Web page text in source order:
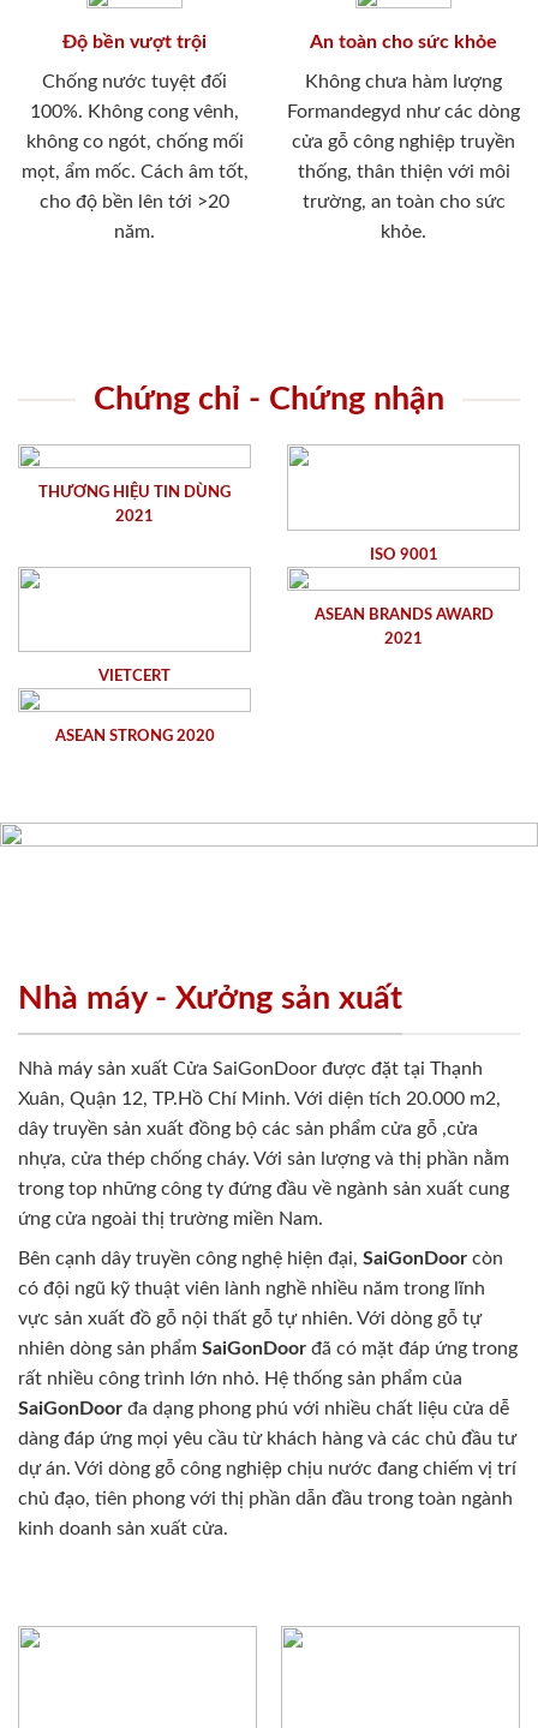
Độ bền vượt trội
Chống nước tuyệt đối
100%. Không cong vênh,
không co ngót, chống mối
mọt, ẩm mốc. Cách âm tốt,
cho độ bền lên tới >20
năm.
An toàn cho sức khỏe
Không chưa hàm lượng
Formandegyd như các dòng
cửa gỗ công nghiệp truyền
thống, thân thiện với môi
trường, an toàn cho sức
khỏe.
Chứng chỉ - Chứng nhận
THƯƠNG HIỆU TIN DÙNG
2021
ISO 9001
VIETCERT
ASEAN BRANDS AWARD
2021
ASEAN STRONG 2020
Nhà máy - Xưởng sản xuất
Nhà máy sản xuất Cửa SaiGonDoor được đặt tại Thạnh
Xuân, Quận 12, TP.Hồ Chí Minh. Với diện tích 20.000 m2,
dây truyền sản xuất đồng bộ các sản phẩm cửa gỗ ,cửa
nhựa, cửa thép chống cháy. Với sản lượng và thị phần nằm
trong top những công ty đứng đầu về ngành sản xuất cung
ứng cửa ngoài thị trường miền Nam.
Bên cạnh dây truyền công nghệ hiện đại, SaiGonDoor còn
có đội ngũ kỹ thuật viên lành nghề nhiều năm trong lĩnh
vực sản xuất đồ gỗ nội thất gỗ tự nhiên. Với dòng gỗ tự
nhiên dòng sản phẩm SaiGonDoor đã có mặt đáp ứng trong
rất nhiều công trình lớn nhỏ. Hệ thống sản phẩm của
SaiGonDoor đa dạng phong phú với nhiều chất liệu cửa dễ
dàng đáp ứng mọi yêu cầu từ khách hàng và các chủ đầu tư
dự án. Với dòng gỗ công nghiệp chịu nước đang chiếm vị trí
chủ đạo, tiên phong với thị phần dẫn đầu trong toàn ngành
kinh doanh sản xuất cửa.